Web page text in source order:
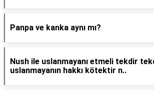
Panpa ve kanka aynı mı?
Nush ile uslanmayanı etmeli tekdir
uslanmayanın hakkı kötektir n..